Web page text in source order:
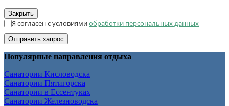
Закрыть
Я согласен с условиямиобработки персональных данных
Отправить запрос
Популярные направления отдыха
Санатории Кисловодска
Санатории Пятигорска
Санатории в Ессентуках
Санатории Железноводска